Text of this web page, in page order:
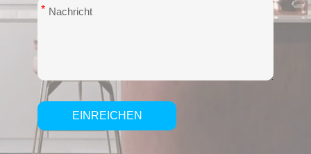
*
EINREICHEN
Alternative: